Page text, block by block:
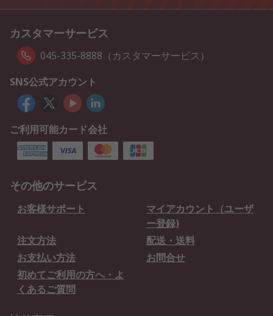
カスタマーサービス
045-335-8888（カスタマーサービス）
SNS公式アカウント
ご利用可能カード会社
その他のサービス
お客様サポート
マイアカウント（ユーザ
ー登録)
注文方法
配送・送料
お支払い方法
お問合せ
初めてご利用の方へ・よ
くあるご質問